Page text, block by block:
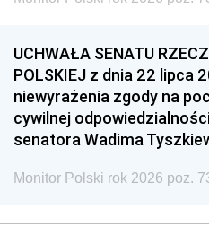
UCHWAŁA SENATU
POLSKIEJ z dnia 22 lipca
niewyrażenia zgody na
cywilnej
senatora Wadima
Monitor Polski rok 2026 poz.